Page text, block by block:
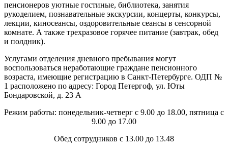
пенсионеров уютные гостиные, библиотека, занятия
рукоделием, познавательные экскурсии, концерты, конкурсы,
лекции, киносеансы, оздоровительные сеансы в сенсорной
комнате. А также трехразовое горячее питание (завтрак, обед
и полдник).
Услугами отделения дневного пребывания могут
воспользоваться неработающие граждане пенсионного
возраста, имеющие регистрацию в Санкт-Петербурге. ОДП №
1 расположено по адресу: Город Петергоф, ул. Юты
Бондаровской, д. 23 А
Режим работы: понедельник-четверг с 9.00 до 18.00, пятница с
9.00 до 17.00
Обед сотрудников с 13.00 до 13.48